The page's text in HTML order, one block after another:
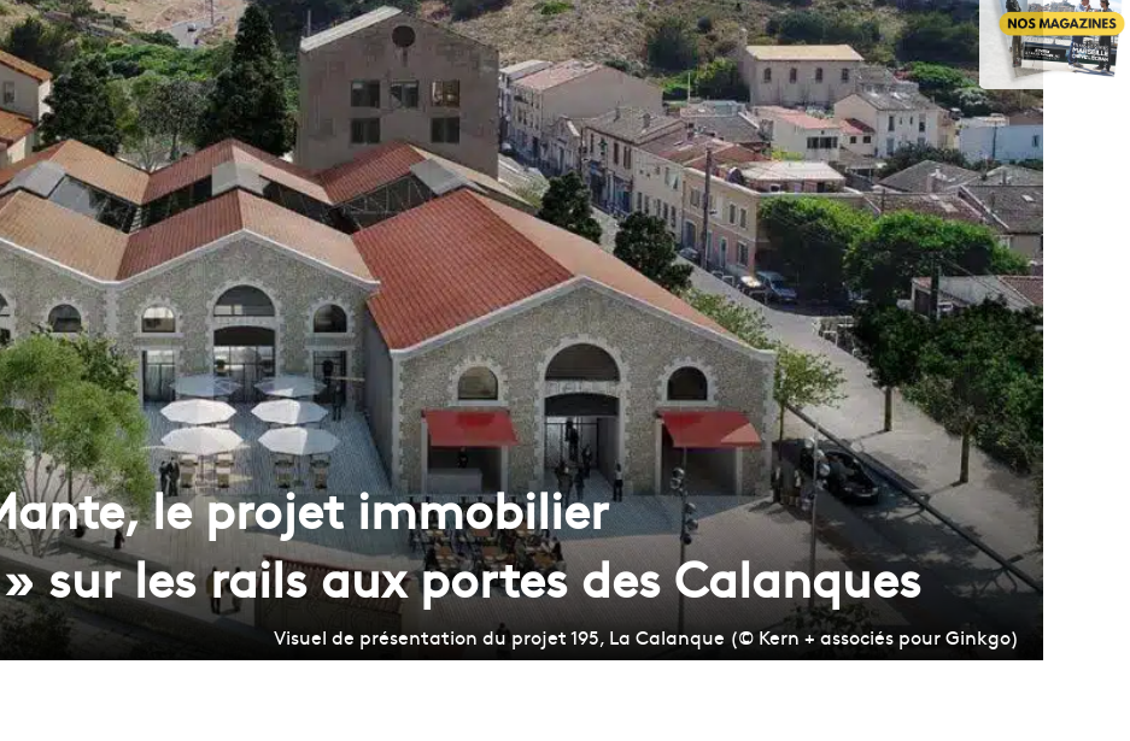
le projet immobilier
sur les rails aux portes des Calanques
Visuel de présentation du projet 195, La Calanque (© Kern + associés pour Ginkgo)